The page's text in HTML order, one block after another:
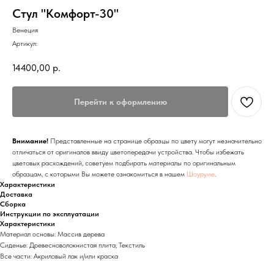
Стул "Комфорт-30"
Венеция
Артикул:
14400,00 р.
Перейти к оформлению
Внимание! Представленные на странице образцы по цвету могут незначительно
отличаться от оригиналов ввиду цветопередачи устройства. Чтобы избежать
цветовых расхождений, советуем подбирать материалы по оригинальным
образцам, с которыми Вы можете ознакомиться в нашем Шоуруме.
Характеристики
Доставка
Сборка
Инструкции по эксплуатации
Характеристики
Материал основы: Массив дерева
Сиденье: Древесноволокнистая плита; Текстиль
Все части: Акриловый лак и/или краска